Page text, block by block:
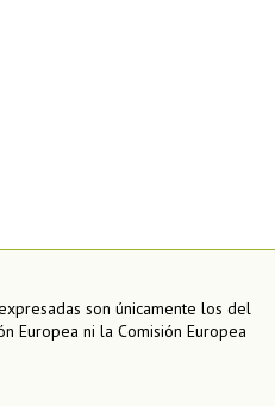
son únicamente los del
Europea ni la Comisión Europea